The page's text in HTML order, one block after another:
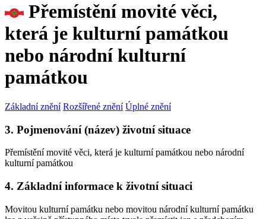
Přemístění movité věci,
která je kulturní památkou
nebo národní kulturní
památkou
Základní znění Rozšířené znění Úplné znění
3. Pojmenování (název) životní situace
Přemístění movité věci, která je kulturní památkou nebo národní
kulturní památkou
4. Základní informace k životní situaci
Movitou kulturní památku nebo movitou národní kulturní památku